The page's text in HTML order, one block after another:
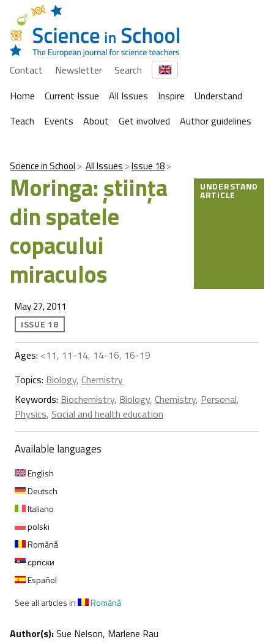
Contact Newsletter
Search
Home
Current Issue All Issues Inspire
Understand
Teach
Events About Get involved Author guidelines
Science in School All Issues Issue 18
Moringa: ştiinţa
din spatele
copacului
miraculos
UNDERSTAND
ARTICLE
May 27, 2011
ISSUE 18
Ages: <11, 11-14, 14-16, 16-19
Topics: Biology, Chemistry
Keywords: Biochemistry, Biology, Chemistry, Personal,
Physics, Social and health education
Available languages
English
Deutsch
Italiano
polski
Română
српски
Español
See all articles in
Română
Author(s):Sue Nelson, Marlene Rau